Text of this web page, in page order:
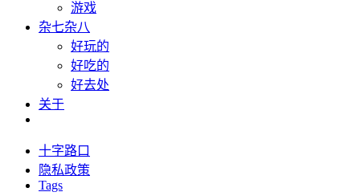
游戏
杂七杂八
好玩的
好吃的
好去处
关于
十字路口
隐私政策
Tags